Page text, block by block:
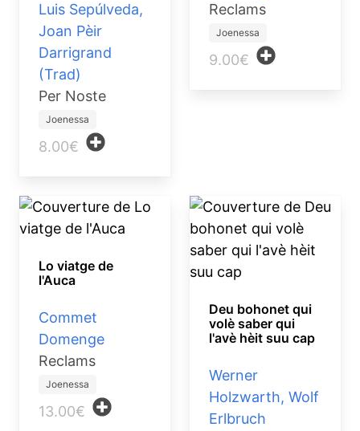
Luis Sepúlveda,
Joan Pèir
Darrigrand
(Trad)
Per Noste
Joenessa
8.00€
Reclams
Joenessa
9.00€
Lo viatge de
l'Auca
Commet
Domenge
Reclams
Joenessa
13.00€
Deu bohonet qui
volè saber qui
l'avè hèit suu cap
Werner
Holzwarth, Wolf
Erlbruch